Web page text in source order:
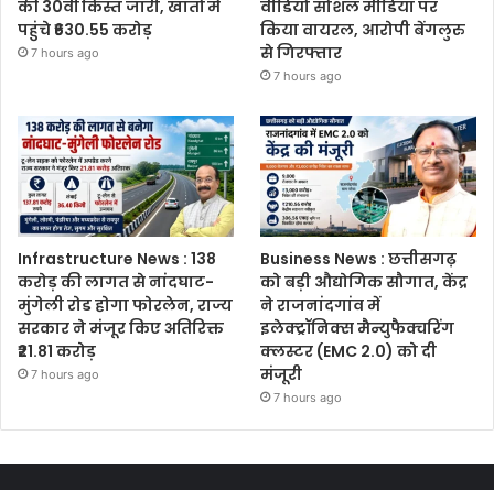
की 30वीं किस्त जारी, खातों में
पहुंचे ₹630.55 करोड़
7 hours ago
वीडियो सोशल मीडिया पर
किया वायरल, आरोपी बेंगलुरु
से गिरफ्तार
7 hours ago
Infrastructure News : 138
करोड़ की लागत से नांदघाट-
मुंगेली रोड होगा फोरलेन, राज्य
सरकार ने मंजूर किए अतिरिक्त
₹21.81 करोड़
7 hours ago
Business News : छत्तीसगढ़
को बड़ी औद्योगिक सौगात, केंद्र
ने राजनांदगांव में
इलेक्ट्रॉनिक्स मैन्युफैक्चरिंग
क्लस्टर (EMC 2.0) को दी
मंजूरी
7 hours ago